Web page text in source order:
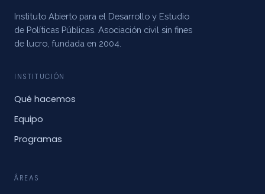
Instituto Abierto para el Desarrollo y Estudio
de Políticas Públicas. Asociación civil sin fines
de lucro, fundada en 2004.
INSTITUCIÓN
Qué hacemos
Equipo
Programas
ÁREAS